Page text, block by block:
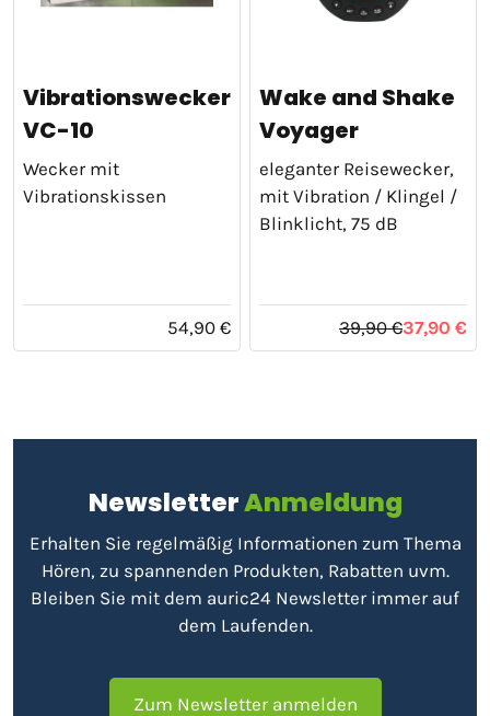
Vibrationswecker
VC-10
Wecker mit
Vibrationskissen
54,90 €
Wake and Shake
Voyager
eleganter Reisewecker,
mit Vibration / Klingel /
Blinklicht, 75 dB
39,90 €37,90 €
NewsletterAnmeldung
Erhalten Sie regelmäßig Informationen zum Thema
Hören, zu spannenden Produkten, Rabatten uvm.
Bleiben Sie mit dem auric24 Newsletter immer auf
dem Laufenden.
Zum Newsletter anmelden